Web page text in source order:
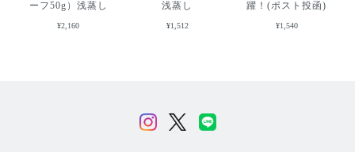
ーフ50g）浅蒸し
¥2,160
浅蒸し
¥1,512
躍！(ポスト投函)
¥1,540